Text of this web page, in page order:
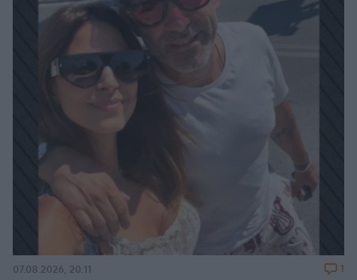
07.08.2026, 20:11 1